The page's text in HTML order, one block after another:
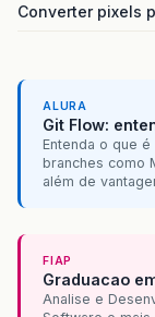
Converter pixels
ALURA
Git Flow:
Entenda o que
branches como
além de
FIAP
Graduacao
Analise e